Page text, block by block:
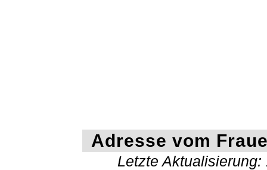
Adresse vom
Letzte Aktualisierung: